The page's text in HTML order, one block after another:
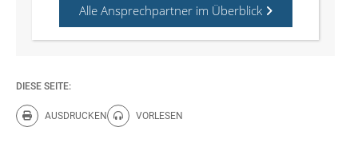
Alle Ansprechpartner im Überblick
DIESE SEITE:
AUSDRUCKEN
Diese Seite drucken.
VORLESEN
Diese Seite vorlesen.